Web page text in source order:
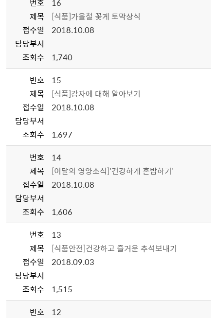
번호
16
제목
[식품]가을철 꽃게 토막상식
접수일
2018.10.08
담당부서
조회수
1,740
번호
15
제목
[식품]감자에 대해 알아보기
접수일
2018.10.08
담당부서
조회수
1,697
번호
14
제목
[이달의 영양소식]'건강하게 혼밥하기'
접수일
2018.10.08
담당부서
조회수
1,606
번호
13
제목
[식품안전]건강하고 즐거운 추석보내기
접수일
2018.09.03
담당부서
조회수
1,515
번호
12